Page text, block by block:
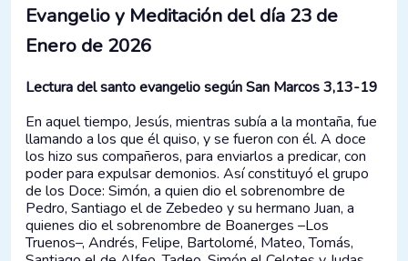
Evangelio y Meditación del día 23 de
Enero de 2026
Lectura del santo evangelio según San Marcos 3,13-19
En aquel tiempo, Jesús, mientras subía a la montaña, fue
llamando a los que él quiso, y se fueron con él. A doce
los hizo sus compañeros, para enviarlos a predicar, con
poder para expulsar demonios. Así constituyó el grupo
de los Doce: Simón, a quien dio el sobrenombre de
Pedro, Santiago el de Zebedeo y su hermano Juan, a
quienes dio el sobrenombre de Boanerges –Los
Truenos–, Andrés, Felipe, Bartolomé, Mateo, Tomás,